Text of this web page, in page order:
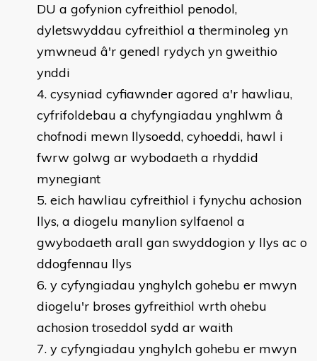
DU a gofynion cyfreithiol penodol,
dyletswyddau cyfreithiol a therminoleg yn
ymwneud â'r genedl rydych yn gweithio
ynddi
cysyniad cyfiawnder agored a'r hawliau,
cyfrifoldebau a chyfyngiadau ynghlwm â
chofnodi mewn llysoedd, cyhoeddi, hawl i
fwrw golwg ar wybodaeth a rhyddid
mynegiant
eich hawliau cyfreithiol i fynychu achosion
llys, a diogelu manylion sylfaenol a
gwybodaeth arall gan swyddogion y llys ac o
ddogfennau llys
y cyfyngiadau ynghylch gohebu er mwyn
diogelu'r broses gyfreithiol wrth ohebu
achosion troseddol sydd ar waith
y cyfyngiadau ynghylch gohebu er mwyn